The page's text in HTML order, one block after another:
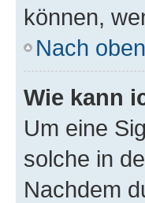
können,
Nach oben
Wie kann
Um eine
solche in
Nachdem